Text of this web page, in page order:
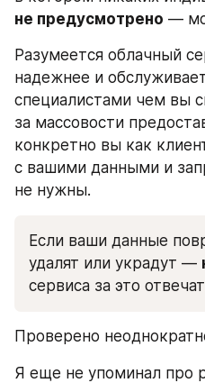
не предусмотрено —
Разумеется облачный
надежнее и
специалистами чем вы
за массовости
конкретно вы как
с вашими данными и
не нужны.
Если ваши данные
удалят или украдут —
сервиса за это
Проверено
Я еще не упоминал про